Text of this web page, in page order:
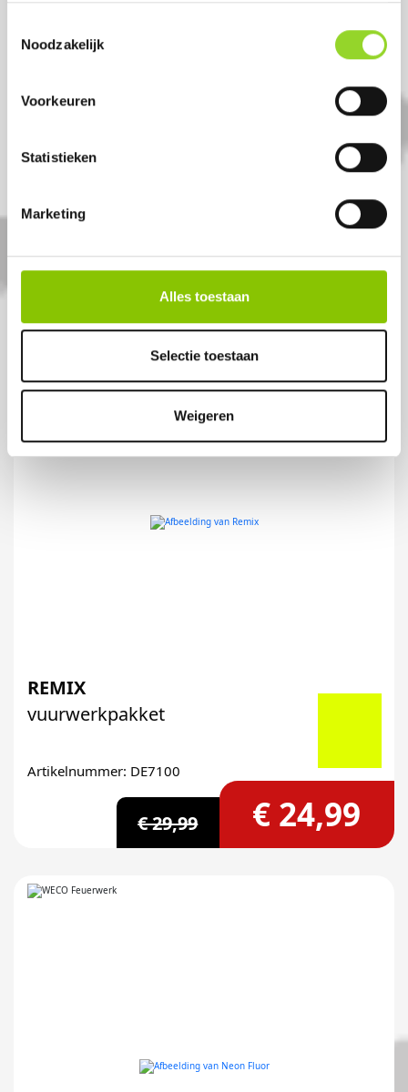
Noodzakelijk
Voorkeuren
Statistieken
Marketing
Alles toestaan
Selectie toestaan
Weigeren
133 shots 25+30mm compound
Artikelnummer: DE7329
€ 199,- € 169,-
REMIX
vuurwerkpakket
Artikelnummer: DE7100
€ 29,99 € 24,99